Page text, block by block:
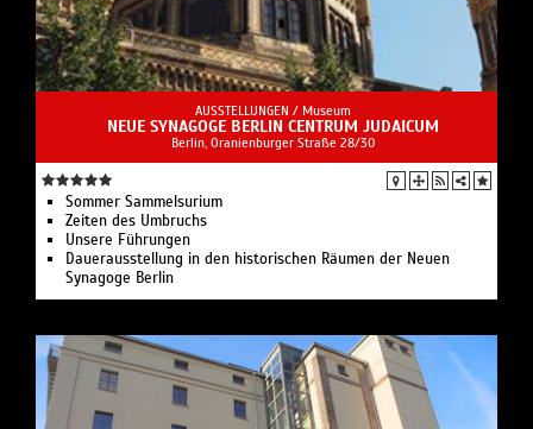
AUSSTELLUNGEN / Museum
NEUE SYNAGOGE BERLIN CENTRUM JUDAICUM
Berlin, Oranienburger Straße 28/30
Sommer Sammelsurium
Zeiten des Umbruchs
Unsere Führungen
Dauerausstellung in den historischen Räumen der Neuen
Synagoge Berlin